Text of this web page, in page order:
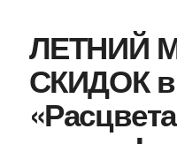
ЛЕТНИЙ
СКИДОК